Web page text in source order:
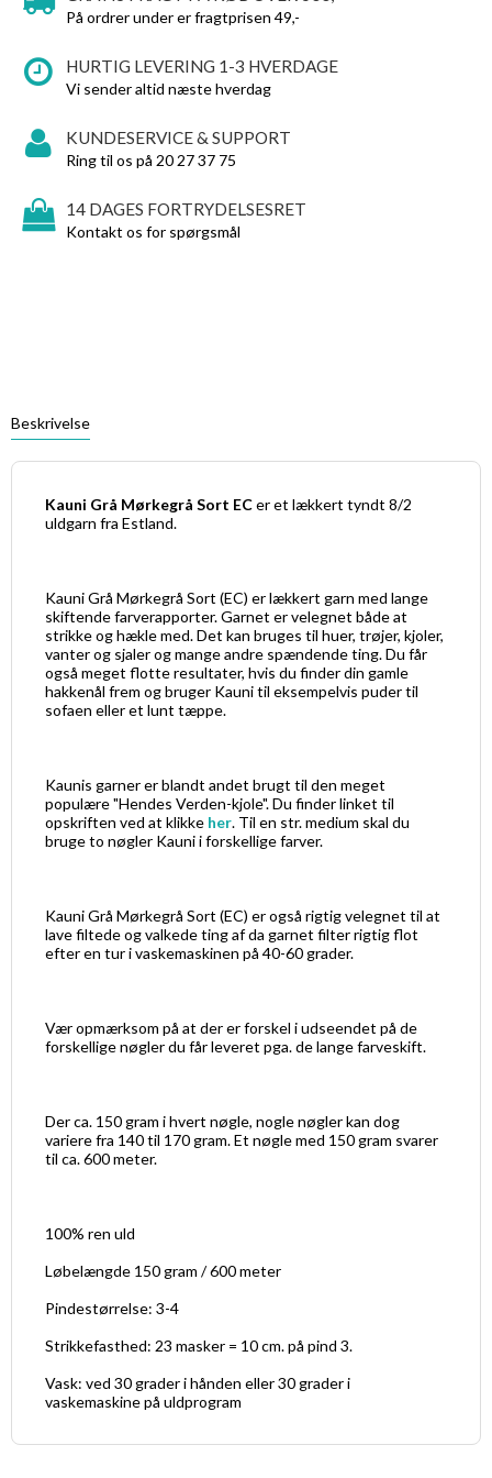
På ordrer under er fragtprisen 49,-
HURTIG LEVERING 1-3 HVERDAGE
Vi sender altid næste hverdag
KUNDESERVICE & SUPPORT
Ring til os på 20 27 37 75
14 DAGES FORTRYDELSESRET
Kontakt os for spørgsmål
Beskrivelse
Kauni Grå Mørkegrå Sort ECer et lækkert tyndt 8/2
uldgarn fra Estland.
Kauni Grå Mørkegrå Sort (EC) er lækkert garn med lange
skiftende farverapporter. Garnet er velegnet både at
strikke og hækle med. Det kan bruges til huer, trøjer, kjoler,
vanter og sjaler og mange andre spændende ting. Du får
også meget flotte resultater, hvis du finder din gamle
hakkenål frem og bruger Kauni til eksempelvis puder til
sofaen eller et lunt tæppe.
Kaunis garner er blandt andet brugt til den meget
populære "Hendes Verden-kjole". Du finder linket til
opskriften ved at klikke her. Til en str. medium skal du
bruge to nøgler Kauni i forskellige farver.
Kauni Grå Mørkegrå Sort (EC) er også rigtig velegnet til at
lave filtede og valkede ting af da garnet filter rigtig flot
efter en tur i vaskemaskinen på 40-60 grader.
Vær opmærksom på at der er forskel i udseendet på de
forskellige nøgler du får leveret pga. de lange farveskift.
Der ca. 150 gram i hvert nøgle, nogle nøgler kan dog
variere fra 140 til 170 gram. Et nøgle med 150 gram svarer
til ca. 600 meter.
100% ren uld
Løbelængde 150 gram / 600 meter
Pindestørrelse: 3-4
Strikkefasthed: 23 masker = 10 cm. på pind 3.
Vask: ved 30 grader i hånden eller 30 grader i
vaskemaskine på uldprogram